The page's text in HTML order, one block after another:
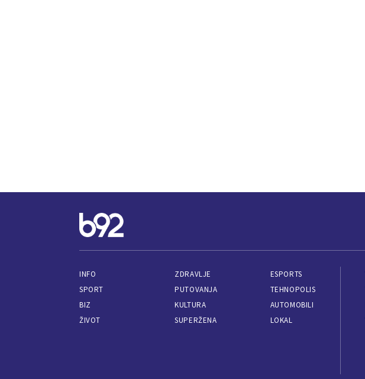
INFO
SPORT
BIZ
ŽIVOT
ZDRAVLJE
PUTOVANJA
KULTURA
SUPERŽENA
ESPORTS
TEHNOPOLIS
AUTOMOBILI
LOKAL